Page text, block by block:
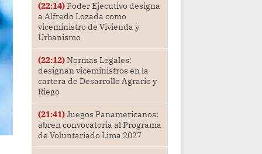
(22:14)Poder Ejecutivo designa
a Alfredo Lozada como
viceministro de Vivienda y
Urbanismo
(22:12)Normas Legales:
designan viceministros en la
cartera de Desarrollo Agrario y
Riego
(21:41)Juegos Panamericanos:
abren convocatoria al Programa
de Voluntariado Lima 2027